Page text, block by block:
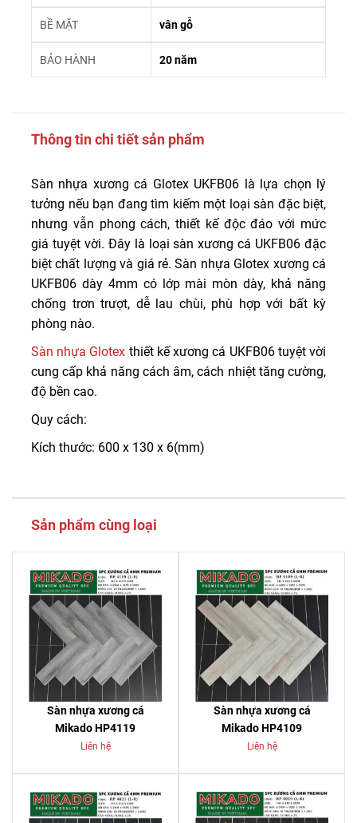
BỀ MẶT vân gỗ
BẢO HÀNH 20 năm
Thông tin chi tiết sản phẩm
Sàn nhựa xương cá Glotex UKFB06 là lựa chọn lý
tưởng nếu bạn đang tìm kiếm một loại sàn đặc biệt,
nhưng vẫn phong cách, thiết kế độc đáo với mức
giá tuyệt vời. Đây là loại sàn xương cá UKFB06 đặc
biệt chất lượng và giá rẻ. Sàn nhựa Glotex xương cá
UKFB06 dày 4mm có lớp mài mòn dày, khả năng
chống trơn trượt, dễ lau chùi, phù hợp với bất kỳ
phòng nào.
Sàn nhựa Glotex thiết kế xương cá UKFB06 tuyệt vời
cung cấp khả năng cách âm, cách nhiệt tăng cường,
độ bền cao.
Quy cách:
Kích thước: 600 x 130 x 6(mm)
Sản phẩm cùng loại
Sàn nhựa xương cá
Mikado HP4119
Liên hệ
Sàn nhựa xương cá
Mikado HP4109
Liên hệ